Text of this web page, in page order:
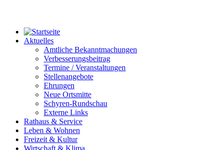
Aktuelles
Amtliche Bekanntmachungen
Verbesserungsbeitrag
Termine / Veranstaltungen
Stellenangebote
Ehrungen
Neue Ortsmitte
Schyren-Rundschau
Externe Links
Rathaus & Service
Leben & Wohnen
Freizeit & Kultur
Wirtschaft & Klima